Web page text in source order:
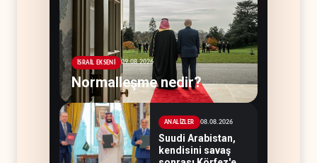
İSRAİL EKSENİ 09.08.2026
Normalleşme nedir?
ANALİZLER 08.08.2026
Suudi Arabistan,
kendisini savaş